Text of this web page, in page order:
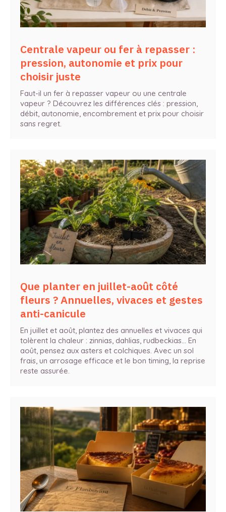
Centrale vapeur ou fer à repasser :
pression, autonomie et prix pour
choisir juste
Faut-il un fer à repasser vapeur ou une centrale
vapeur ? Découvrez les différences clés : pression,
débit, autonomie, encombrement et prix pour choisir
sans regret.
Que planter en juillet-août côté
fleurs ? Annuelles, vivaces et gestes
anti-canicule
En juillet et août, plantez des annuelles et vivaces qui
tolèrent la chaleur : zinnias, dahlias, rudbeckias… En
août, pensez aux asters et colchiques. Avec un sol
frais, un arrosage efficace et le bon timing, la reprise
reste assurée.